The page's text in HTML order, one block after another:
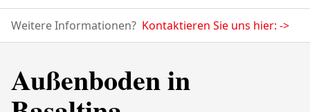
Weitere Informationen? Kontaktieren Sie uns hier: ->
Außenboden in